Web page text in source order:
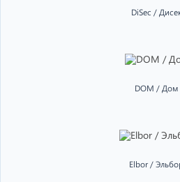
DiSec /
DOM / Дом
Elbor /